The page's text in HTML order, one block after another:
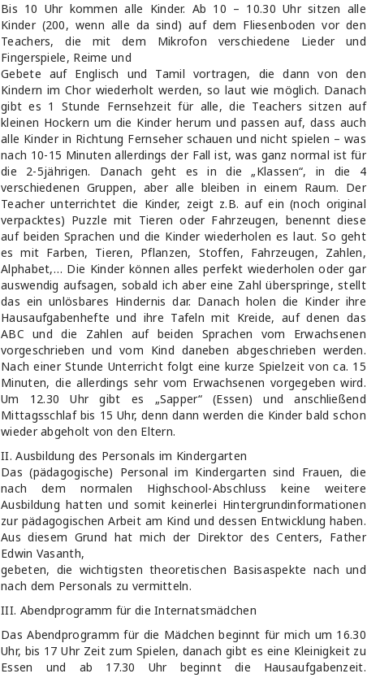
Bis 10 Uhr kommen alle Kinder. Ab 10 – 10.30 Uhr sitzen alle
Kinder (200, wenn alle da sind) auf dem Fliesenboden vor den
Teachers, die mit dem Mikrofon verschiedene Lieder und
Fingerspiele, Reime und
Gebete auf Englisch und Tamil vortragen, die dann von den
Kindern im Chor wiederholt werden, so laut wie möglich. Danach
gibt es 1 Stunde Fernsehzeit für alle, die Teachers sitzen auf
kleinen Hockern um die Kinder herum und passen auf, dass auch
alle Kinder in Richtung Fernseher schauen und nicht spielen – was
nach 10-15 Minuten allerdings der Fall ist, was ganz normal ist für
die 2-5jährigen. Danach geht es in die „Klassen“, in die 4
verschiedenen Gruppen, aber alle bleiben in einem Raum. Der
Teacher unterrichtet die Kinder, zeigt z.B. auf ein (noch original
verpacktes) Puzzle mit Tieren oder Fahrzeugen, benennt diese
auf beiden Sprachen und die Kinder wiederholen es laut. So geht
es mit Farben, Tieren, Pflanzen, Stoffen, Fahrzeugen, Zahlen,
Alphabet,… Die Kinder können alles perfekt wiederholen oder gar
auswendig aufsagen, sobald ich aber eine Zahl überspringe, stellt
das ein unlösbares Hindernis dar. Danach holen die Kinder ihre
Hausaufgabenhefte und ihre Tafeln mit Kreide, auf denen das
ABC und die Zahlen auf beiden Sprachen vom Erwachsenen
vorgeschrieben und vom Kind daneben abgeschrieben werden.
Nach einer Stunde Unterricht folgt eine kurze Spielzeit von ca. 15
Minuten, die allerdings sehr vom Erwachsenen vorgegeben wird.
Um 12.30 Uhr gibt es „Sapper“ (Essen) und anschließend
Mittagsschlaf bis 15 Uhr, denn dann werden die Kinder bald schon
wieder abgeholt von den Eltern.
II. Ausbildung des Personals im Kindergarten
Das (pädagogische) Personal im Kindergarten sind Frauen, die
nach dem normalen Highschool-Abschluss keine weitere
Ausbildung hatten und somit keinerlei Hintergrundinformationen
zur pädagogischen Arbeit am Kind und dessen Entwicklung haben.
Aus diesem Grund hat mich der Direktor des Centers, Father
Edwin Vasanth,
gebeten, die wichtigsten theoretischen Basisaspekte nach und
nach dem Personals zu vermitteln.
III. Abendprogramm für die Internatsmädchen
Das Abendprogramm für die Mädchen beginnt für mich um 16.30
Uhr, bis 17 Uhr Zeit zum Spielen, danach gibt es eine Kleinigkeit zu
Essen und ab 17.30 Uhr beginnt die Hausaufgabenzeit.